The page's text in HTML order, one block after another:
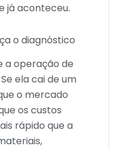
já aconteceu.
o diagnóstico
a operação de
ela cai de um
o mercado
os custos
rápido que a